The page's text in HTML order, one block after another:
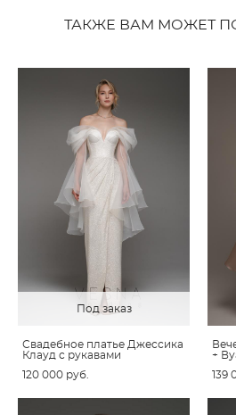
ТАКЖЕ ВАМ МОЖЕТ
Под заказ
Свадебное платье Джессика
Клауд с рукавами
120 000 pуб.
+
139